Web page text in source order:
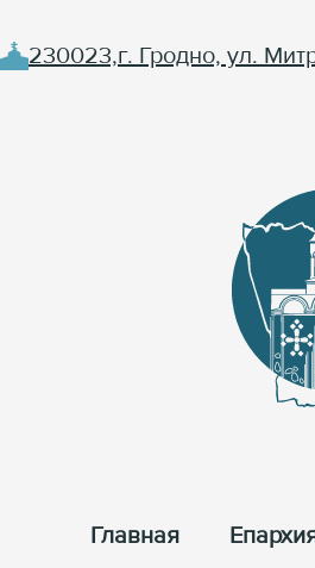
230023,г. Гродно, ул.
Главная